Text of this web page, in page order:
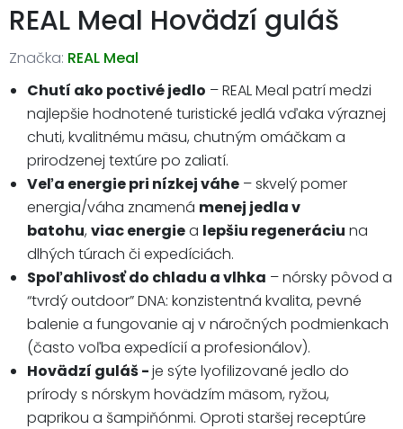
REAL Meal Hovädzí guláš
Značka: REAL Meal
Chutí ako poctivé jedlo – REAL Meal patrí medzi
najlepšie hodnotené turistické jedlá vďaka výraznej
chuti, kvalitnému mäsu, chutným omáčkam a
prirodzenej textúre po zaliatí.
Veľa energie pri nízkej váhe – skvelý pomer
energia/váha znamená menej jedla v
batohu, viac energiea lepšiu regeneráciu na
dlhých túrach či expedíciách.
Spoľahlivosť do chladu a vlhka – nórsky pôvod a
“tvrdý outdoor” DNA: konzistentná kvalita, pevné
balenie a fungovanie aj v náročných podmienkach
(často voľba expedícií a profesionálov).
Hovädzí guláš -je sýte lyofilizované jedlo do
prírody s nórskym hovädzím mäsom, ryžou,
paprikou a šampiňónmi. Oproti staršej receptúre